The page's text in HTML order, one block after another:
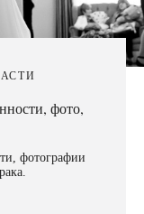
фото,
фотографии